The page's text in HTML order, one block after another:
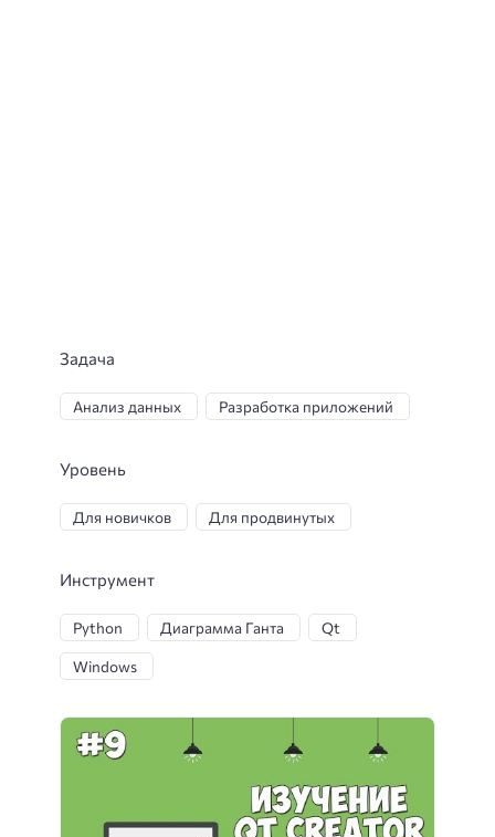
Задача
Анализ данных Разработка приложений
Уровень
Для новичков Для продвинутых
Инструмент
Python Диаграмма Ганта Qt
Windows